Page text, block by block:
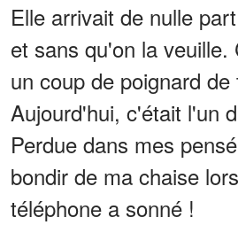
Elle arrivait de nulle
et sans qu'on la
un coup de poignard de
Aujourd'hui, c'était l'un
Perdue dans mes
bondir de ma chaise
téléphone a sonné !